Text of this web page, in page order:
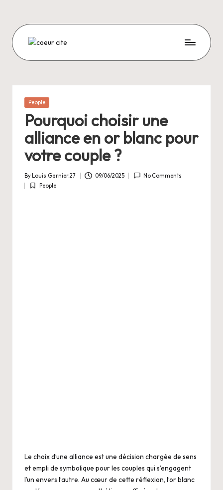
content
C
E
U
R
C
I
T
E
Posted
People
Pourquoi choisir une
alliance en or blanc pour
votre couple ?
Posted
by
By Louis.Garnier.27 09/06/2025 No Comments
Posted
People
Le choix d’une alliance est une décision chargée de sens
et empli de symbolique pour les couples qui s’engagent
l’un envers l’autre. Au cœur de cette réflexion, l’or blanc